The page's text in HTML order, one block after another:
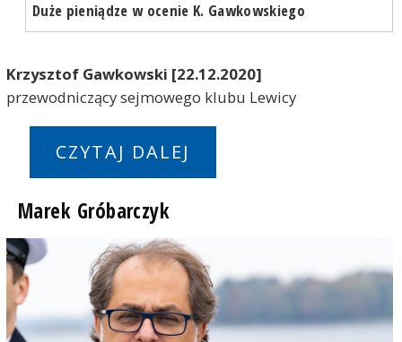
Duże pieniądze w ocenie K. Gawkowskiego
Krzysztof Gawkowski [22.12.2020]
przewodniczący sejmowego klubu Lewicy
CZYTAJ DALEJ
Marek Gróbarczyk